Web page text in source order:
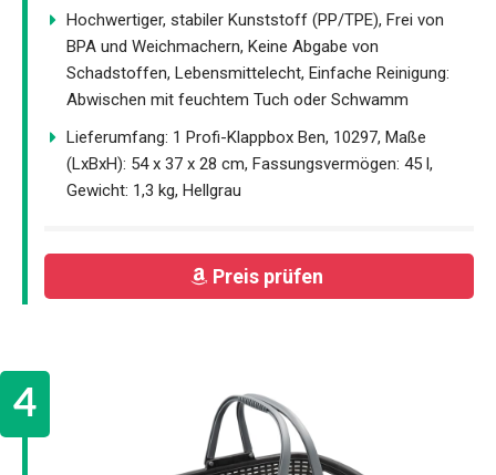
Hochwertiger, stabiler Kunststoff (PP/TPE), Frei von
BPA und Weichmachern, Keine Abgabe von
Schadstoffen, Lebensmittelecht, Einfache Reinigung:
Abwischen mit feuchtem Tuch oder Schwamm
Lieferumfang: 1 Profi-Klappbox Ben, 10297, Maße
(LxBxH): 54 x 37 x 28 cm, Fassungsvermögen: 45 l,
Gewicht: 1,3 kg, Hellgrau
Preis prüfen